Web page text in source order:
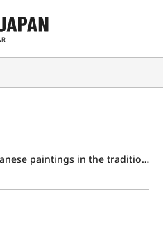
Nihonga : contemporary Japanese paintings in the traditional style